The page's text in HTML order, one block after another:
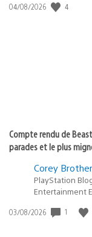
Date
04/08/2026 4
Compte rendu de
parades et le plus
Corey
PlayStation
Entertainment
Date
03/08/2026 1